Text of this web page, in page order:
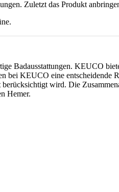
Zuletzt das Produkt
KEUCO
KEUCO eine entscheidende
wird. Die
Hemer.